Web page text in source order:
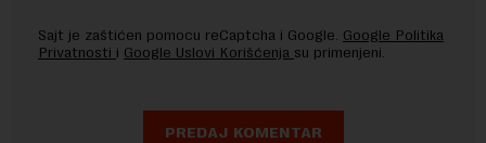
Sajt je zaštićen pomocu reCaptcha i Google. Google Politika
Privatnosti i Google Uslovi Korišćenja su primenjeni.